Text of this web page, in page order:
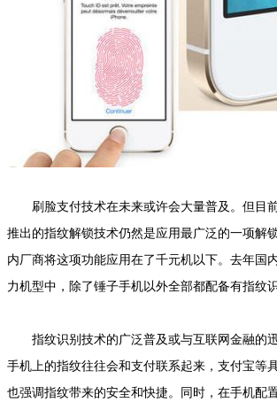
刷脸支付技术在未来或许会大量普及。但目
推出的指纹解锁技术仍然是应用最广泛的一项解
内厂商将这项功能应用在了千元机以下。去年国
力机型中，除了锤子手机以外全部都配备有指纹
指纹识别技术的广泛普及或与互联网金融的迅
手机上的指纹往往会和支付联系起来，支付宝等
也强调指纹带来的安全和快捷。同时，在手机配